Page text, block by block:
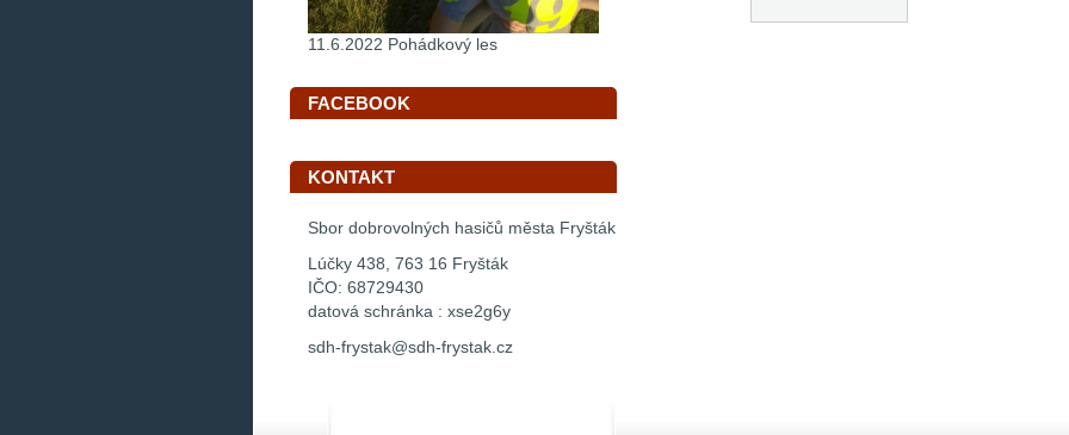
11.6.2022 Pohádkový les
FACEBOOK
KONTAKT
Sbor dobrovolných hasičů města Fryšták
Lúčky 438, 763 16 Fryšták
IČO: 68729430
datová schránka : xse2g6y
sdh-frystak@sdh-frystak.cz